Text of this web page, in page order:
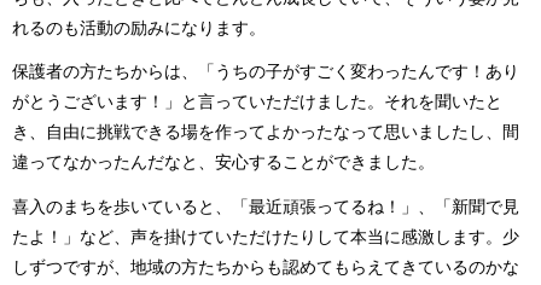
れるのも活動の励みになります。
保護者の方たちからは、「うちの子がすごく変わったんです！あり
がとうございます！」と言っていただけました。それを聞いたと
き、自由に挑戦できる場を作ってよかったなって思いましたし、間
違ってなかったんだなと、安心することができました。
喜入のまちを歩いていると、「最近頑張ってるね！」、「新聞で見
たよ！」など、声を掛けていただけたりして本当に感激します。少
しずつですが、地域の方たちからも認めてもらえてきているのかな